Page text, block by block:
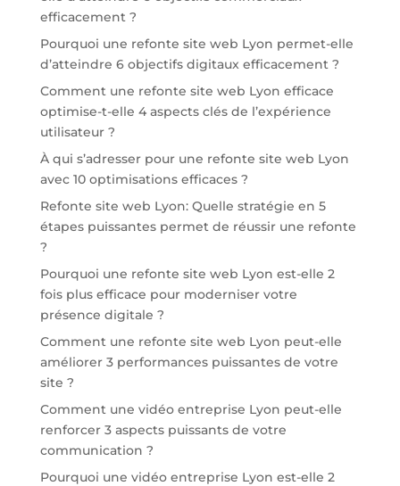
efficacement ?
Pourquoi une refonte site web Lyon permet-elle
d’atteindre 6 objectifs digitaux efficacement ?
Comment une refonte site web Lyon efficace
optimise-t-elle 4 aspects clés de l’expérience
utilisateur ?
À qui s’adresser pour une refonte site web Lyon
avec 10 optimisations efficaces ?
Refonte site web Lyon: Quelle stratégie en 5
étapes puissantes permet de réussir une refonte
?
Pourquoi une refonte site web Lyon est-elle 2
fois plus efficace pour moderniser votre
présence digitale ?
Comment une refonte site web Lyon peut-elle
améliorer 3 performances puissantes de votre
site ?
Comment une vidéo entreprise Lyon peut-elle
renforcer 3 aspects puissants de votre
communication ?
Pourquoi une vidéo entreprise Lyon est-elle 2